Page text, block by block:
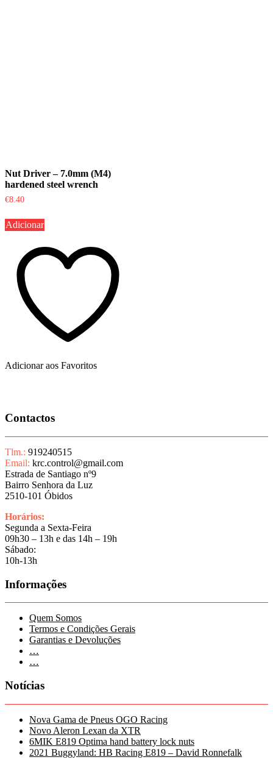
Nut Driver – 7.0mm (M4)
hardened steel wrench
€8.40
Adicionar
Adicionar aos Favoritos
Contactos
Tlm.: 919240515
Email: krc.control@gmail.com
Estrada de Santiago nº9
Bairro Senhora da Luz
2510-101 Óbidos
Horários:
Segunda a Sexta-Feira
09h30 – 13h e das 14h – 19h
Sábado:
10h-13h
Informações
Quem Somos
Termos e Condições Gerais
Garantias e Devoluções
…
…
Notícias
Nova Gama de Pneus OGO Racing
Novo Aleron Lexan da XTR
6MIK E819 Optima hand battery lock nuts
2021 Buggyland: HB Racing E819 – David Ronnefalk